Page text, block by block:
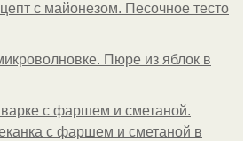
с майонезом. Песочное тесто
Пюре из яблок в
с фаршем и сметаной.
с фаршем и сметаной в